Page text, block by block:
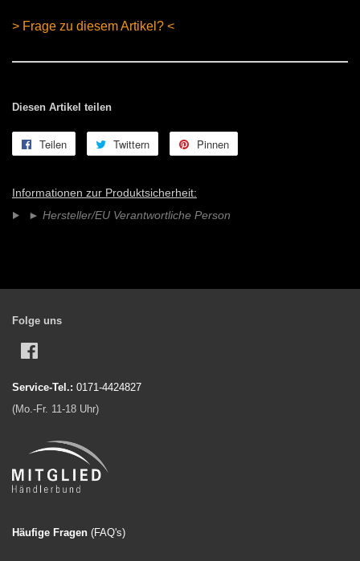
> Frage zu diesem Artikel? <
Diesen Artikel teilen
Teilen
teilen
Twittern
twittern
Pinnen
Informationen zur Produktsicherheit:
► Hersteller/EU Verantwortliche Person
Folge uns
Service-Tel.: 0171-4424827
(Mo.-Fr. 11-18 Uhr)
Häufige Fragen (FAQ's)